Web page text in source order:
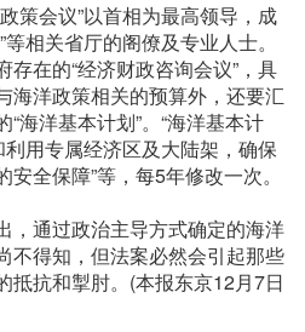
策会议”以首相为最高领导，成
相关省厅的阁僚及专业人士。
在的“经济财政咨询会议”，具
海洋政策相关的预算外，还要汇
海洋基本计划”。“海洋基本计
利用专属经济区及大陆架，确保
全保障”等，每5年修改一次。
，通过政治主导方式确定的海洋
不得知，但法案必然会引起那些
抵抗和掣肘。(本报东京12月7日